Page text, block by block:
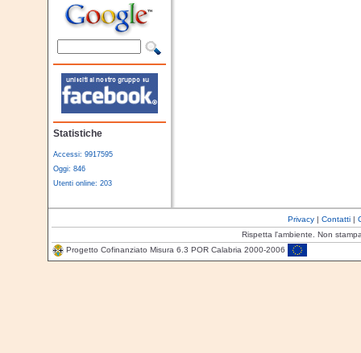
Statistiche
Accessi: 9917595
Oggi: 846
Utenti online: 203
Privacy| Contatti|
Rispetta l'ambiente. Non
Progetto Cofinanziato Misura 6.3 POR Calabria 2000-2006